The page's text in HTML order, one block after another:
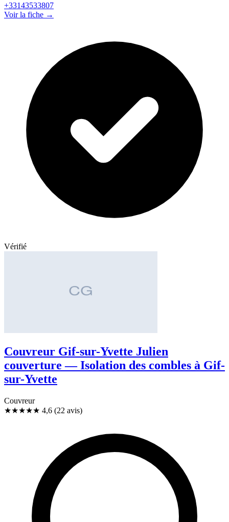
+33143533807
Voir la fiche →
Vérifié
Couvreur Gif-sur-Yvette Julien
couverture — Isolation des combles à Gif-
sur-Yvette
Couvreur
★★★★★ 4,6 (22 avis)